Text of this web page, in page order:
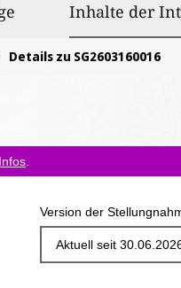
Inhalte der
Details zu SG2603160016
Infos
Version der